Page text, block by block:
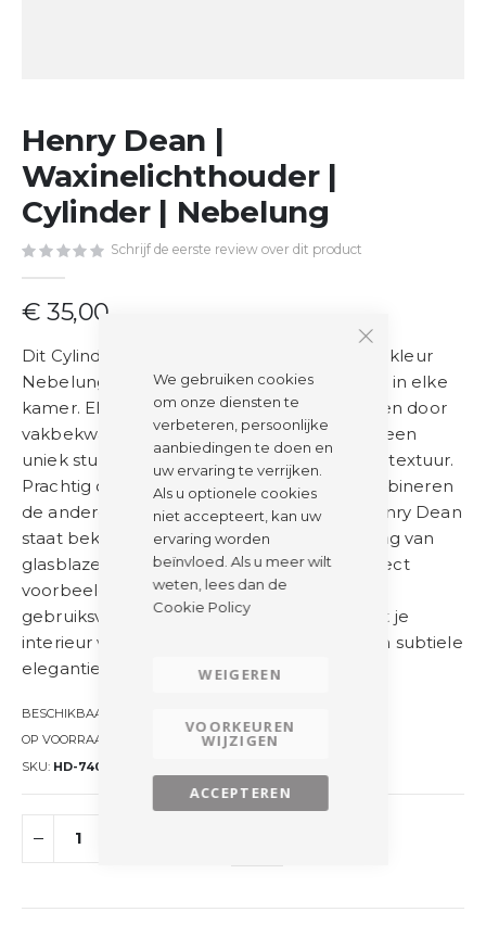
We gebruiken cookies
om onze diensten te
verbeteren, persoonlijke
aanbiedingen te doen en
uw ervaring te verrijken.
Als u optionele cookies
niet accepteert, kan uw
ervaring worden
beïnvloed. Als u meer wilt
weten, lees dan de
Cookie Policy
ACCEPTEREN
VOORKEUREN
WIJZIGEN
WEIGEREN
naar
het
begin
van
de
afbeeldingen-
Henry Dean |
Waxinelichthouder |
Cylinder | Nebelung
Schrijf de eerste review over dit product
€ 35,00
Dit Cylinder windlicht van Henry Dean in de kleur
Nebelung creëert een sfeervolle ambiance in elke
kamer. Elk windlicht is met de hand geblazen door
vakbekwame glasblazers, wat resulteert in een
uniek stuk met subtiele variaties in kleur en textuur.
Prachtig op zichzelf, maar ook mooi te combineren
de andere windlichten van Henry Dean. Henry Dean
staat bekend om zijn innovatieve benadering van
glasblazen, en dit windlicht is daar een perfect
voorbeeld van. Het is niet alleen een
gebruiksvoorwerp, maar een kunstwerk dat je
interieur verrijkt met een speels lichtspel en subtiele
elegantie.
BESCHIKBAARHEID:
OP VOORRAAD
SKU HD-74076